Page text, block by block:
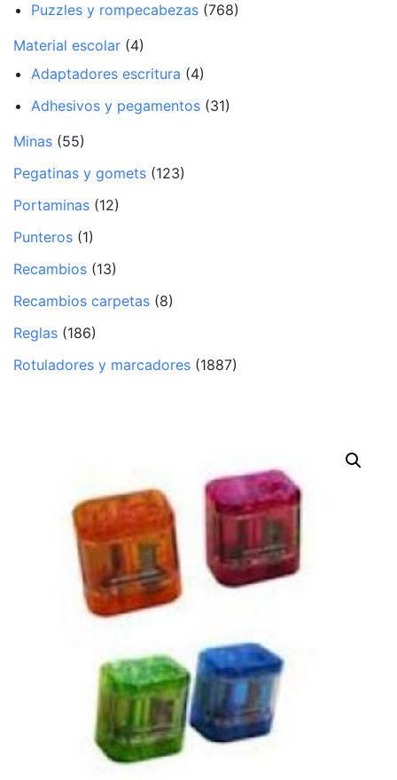
Puzzles y rompecabezas (768)
Material escolar (4)
Adaptadores escritura (4)
Adhesivos y pegamentos (31)
Minas (55)
Pegatinas y gomets (123)
Portaminas (12)
Punteros (1)
Recambios (13)
Recambios carpetas (8)
Reglas (186)
Rotuladores y marcadores (1887)